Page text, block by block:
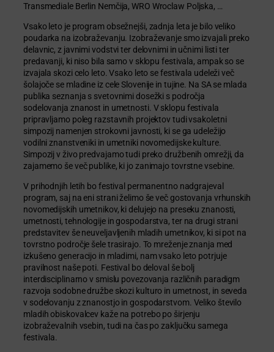
Transmediale Berlin Nemčija, WRO Wroclaw Poljska, …
Vsako leto je program obsežnejši, zadnja leta je bilo veliko
poudarka na izobraževanju. Izobraževanje smo izvajali preko
delavnic, z javnimi vodstvi ter delovnimi in učnimi listi ter
predavanji, ki niso bila samo v sklopu festivala, ampak so se
izvajala skozi celo leto. Vsako leto se festivala udeleži več
šolajoče se mladine iz cele Slovenije in tujine. Na SA se mlada
publika seznanja s svetovnimi dosežki s področja
sodelovanja znanost in umetnosti. V sklopu festivala
pripravljamo poleg razstavnih projektov tudi vsakoletni
simpozij namenjen strokovni javnosti, ki se ga udeležijo
vodilni znanstveniki in umetniki novomedijske kulture.
Simpozij v živo predvajamo tudi preko družbenih omrežji, da
zajamemo še več publike, ki jo zanimajo tovrstne vsebine.
V prihodnjih letih bo festival permanentno nadgrajeval
program, saj na eni strani želimo še več gostovanja vrhunskih
novomedijskih umetnikov, ki delujejo na preseku znanosti,
umetnosti, tehnologije in gospodarstva, ter na drugi strani
predstavitev še neuveljavljenih mladih umetnikov, ki si pot na
tovrstno področje šele trasirajo. To mreženje znanja med
izkušeno generacijo in mladimi, nam vsako leto potrjuje
pravilnost naše poti. Festival bo deloval še bolj
interdisciplinarno v smislu povezovanja različnih paradigm
razvoja sodobne družbe skozi kulturo in umetnost, in seveda
v sodelovanju z znanostjo in gospodarstvom. Veliko število
mladih obiskovalcev kaže na potrebo po širjenju
izobraževalnih vsebin, tudi na čas po zaključku samega
festivala.